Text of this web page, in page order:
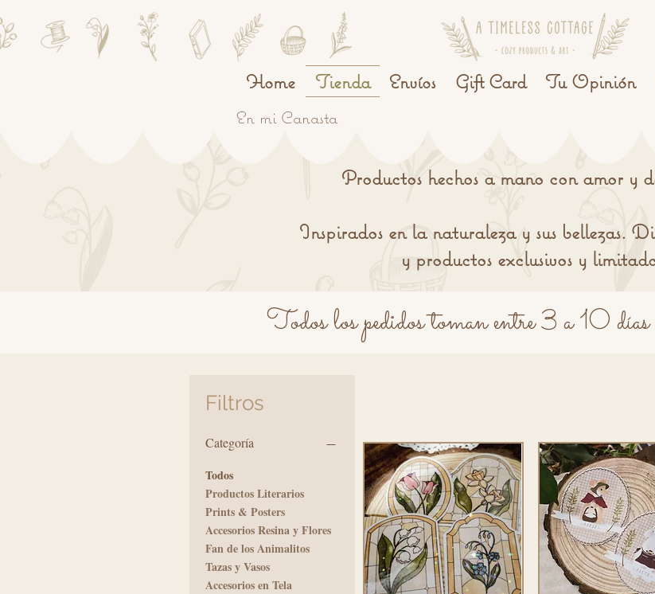
Home Tienda Envíos Gift Card Tu Opinión
En mi Canasta
Productos hechos a mano con amor y
Inspirados en la naturaleza y sus bellezas.
y productos exclusivos y
Todos los pedidos toman entre 3 a 10 días
Filtros
Categoría
Todos
Productos Literarios
Prints & Posters
Accesorios Resina y Flores
Fan de los Animalitos
Tazas y Vasos
Accesorios en Tela